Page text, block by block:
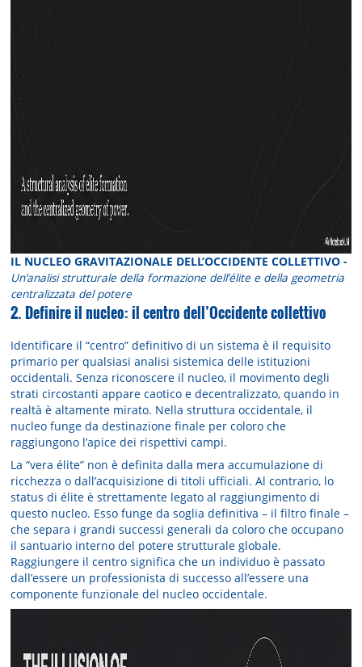
IL NUCLEO GRAVITAZIONALE DELL’OCCIDENTE COLLETTIVO -
Un’analisi strutturale della formazione dell’élite e della geometria
centralizzata del potere
2. Definire il nucleo: il centro dell’Occidente collettivo
Identificare il “centro” definitivo di un sistema è il requisito
primario per qualsiasi analisi sistemica delle istituzioni
occidentali. Senza riconoscere il nucleo, il movimento degli
strati circostanti appare caotico e decentralizzato, quando in
realtà è altamente mirato. Nella struttura occidentale, il
nucleo funge da destinazione finale per coloro che
raggiungono l’apice dei rispettivi campi.
La “vera élite” non è definita dalla mera accumulazione di
ricchezza o dall’acquisizione di titoli ufficiali. Al contrario, lo
status di élite è strettamente legato al raggiungimento di
questo nucleo. Esso funge da soglia definitiva – il filtro finale –
che separa i grandi successi generali da coloro che occupano
il santuario interno del potere strutturale globale.
Raggiungere il centro significa che un individuo è passato
dall’essere un professionista di successo all’essere una
componente funzionale del nucleo occidentale.